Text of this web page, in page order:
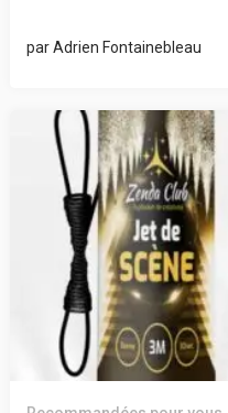
parAdrien Fontainebleau